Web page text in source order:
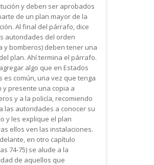
y deben ser aprobados
de un plan mayor de la
Al final del párrafo, dice
autoridades del orden
y bomberos) deben tener una
plan. Ahí termina el párrafo.
algo que en Estados
es común, una vez que tenga
y presente una copia a
y a la policía, recomiendo
las autoridades a conocer su
y les explique el plan
ellos ven las instalaciones.
en otro capítulo
74-75) se alude a la
de aquellos que